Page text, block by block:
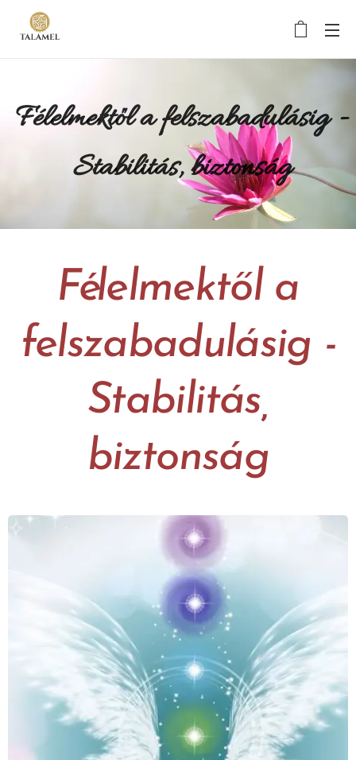
Félelmektől a felszabadulásig -
Stabilitás, biztonság
Félelmektől a
felszabadulásig -
Stabilitás,
biztonság